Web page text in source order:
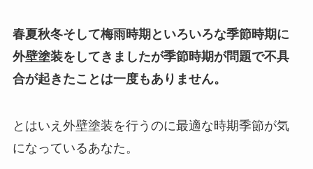
春夏秋冬そして梅雨時期といろいろな季節時期に
外壁塗装をしてきましたが季節時期が問題で不具
合が起きたことは一度もありません。
とはいえ外壁塗装を行うのに最適な時期季節が気
になっているあなた。